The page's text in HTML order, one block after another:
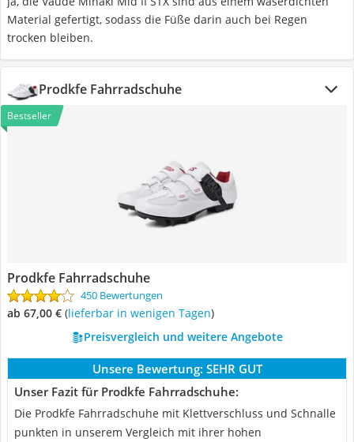
Material gefertigt, sodass die Füße darin auch bei Regen
trocken bleiben.
Prodkfe Fahrradschuhe
Bestseller
Prodkfe Fahrradschuhe
450 Bewertungen
ab 67,00 € ( Lieferbar in wenigen Tagen)
Preisvergleich und weitere Angebote
Unsere Bewertung: SEHR GUT
Unser Fazit für Prodkfe Fahrradschuhe:
Die Prodkfe Fahrradschuhe mit Klettverschluss und Schnalle
punkten in unserem Vergleich mit ihrer hohen